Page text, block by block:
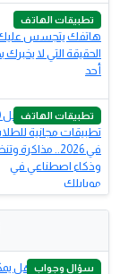
تطبيقات الهاتف
تطبيقات الهاتف
سؤال وجواب